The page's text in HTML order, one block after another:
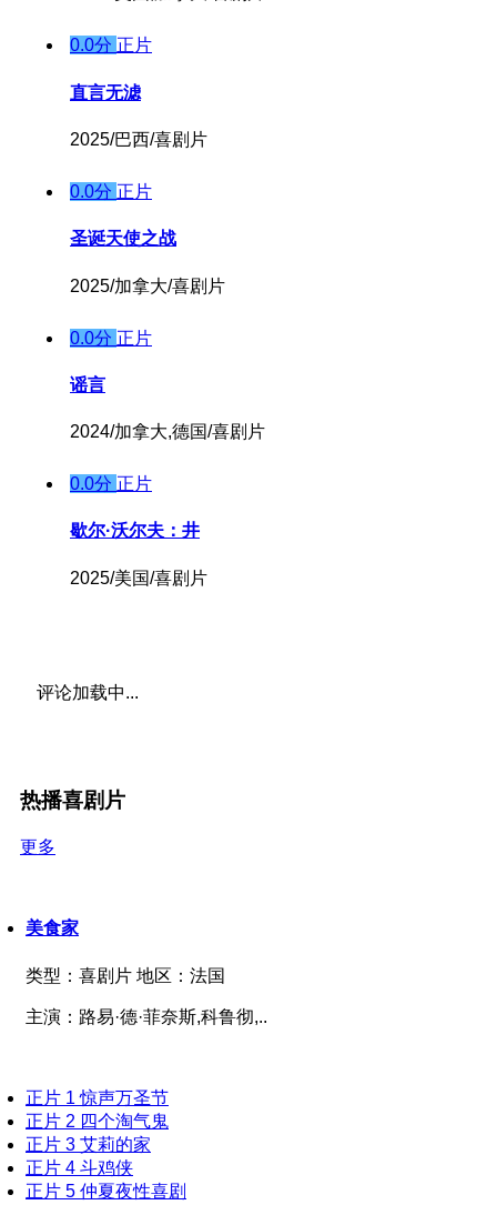
0.0分 正片
直言无滤
2025/巴西/喜剧片
0.0分 正片
圣诞天使之战
2025/加拿大/喜剧片
0.0分 正片
谣言
2024/加拿大,德国/喜剧片
0.0分 正片
歇尔·沃尔夫：井
2025/美国/喜剧片
评论加载中...
热播喜剧片
更多
美食家
类型： 喜剧片 地区： 法国
主演： 路易·德·菲奈斯,科鲁彻,..
正片 1 惊声万圣节
正片 2 四个淘气鬼
正片 3 艾莉的家
正片 4 斗鸡侠
正片 5 仲夏夜性喜剧